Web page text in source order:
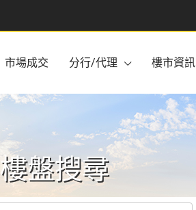
市場成交 分行/代理 樓市資訊
樓盤搜尋